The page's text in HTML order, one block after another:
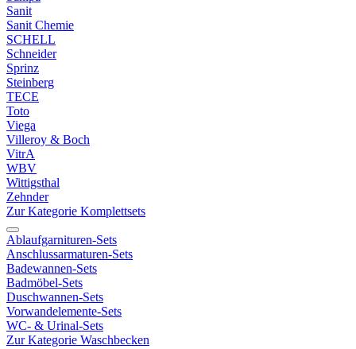
Sanit
Sanit Chemie
SCHELL
Schneider
Sprinz
Steinberg
TECE
Toto
Viega
Villeroy & Boch
VitrA
WBV
Wittigsthal
Zehnder
Zur Kategorie Komplettsets
Ablaufgarnituren-Sets
Anschlussarmaturen-Sets
Badewannen-Sets
Badmöbel-Sets
Duschwannen-Sets
Vorwandelemente-Sets
WC- & Urinal-Sets
Zur Kategorie Waschbecken